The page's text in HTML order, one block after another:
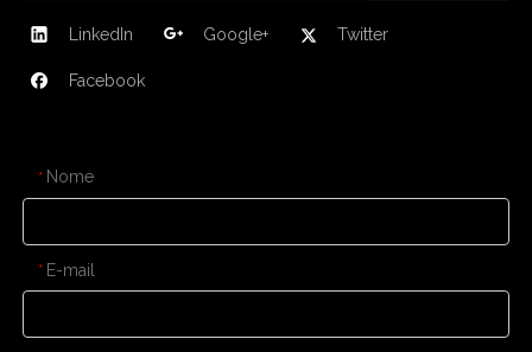
LinkedIn Google+ Twitter
Facebook
* Nome
* E-mail